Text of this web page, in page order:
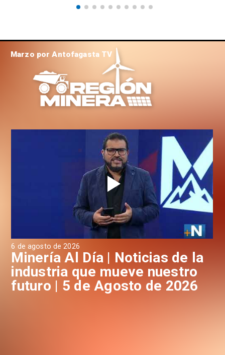
6 de agosto de 2026
Minería Al Día | Noticias de la
industria que mueve nuestro
futuro | 5 de Agosto de 2026
Marzo por Antofagasta TV